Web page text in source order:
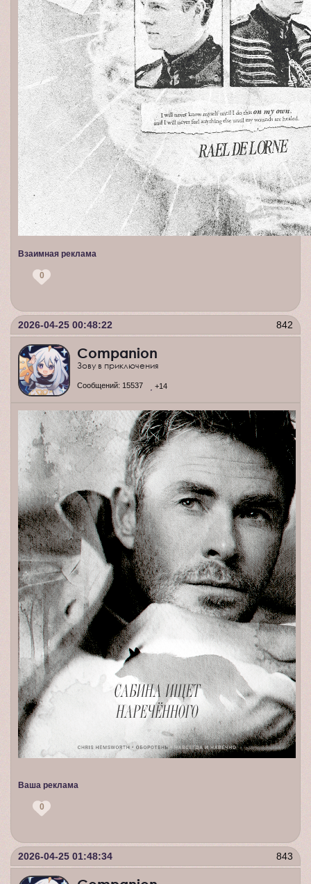
Взаимная реклама
0
842
2026-04-25 00:48:22
Companion
Зову в приключения
Сообщений: 15537 +14
Ваша реклама
0
843
2026-04-25 01:48:34